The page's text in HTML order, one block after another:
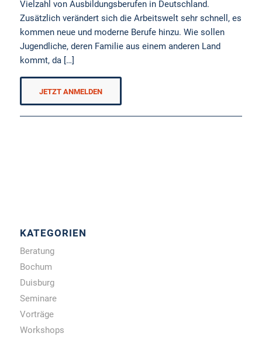
Vielzahl von Ausbildungsberufen in Deutschland.
Zusätzlich verändert sich die Arbeitswelt sehr schnell, es
kommen neue und moderne Berufe hinzu. Wie sollen
Jugendliche, deren Familie aus einem anderen Land
kommt, da […]
JETZT ANMELDEN
KATEGORIEN
Beratung
Bochum
Duisburg
Seminare
Vorträge
Workshops